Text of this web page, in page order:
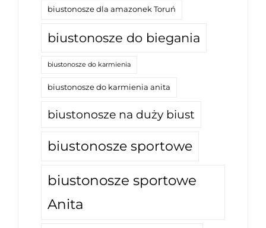
biustonosze dla amazonek Toruń
biustonosze do biegania
biustonosze do karmienia
biustonosze do karmienia anita
biustonosze na duży biust
biustonosze sportowe
biustonosze sportowe
Anita